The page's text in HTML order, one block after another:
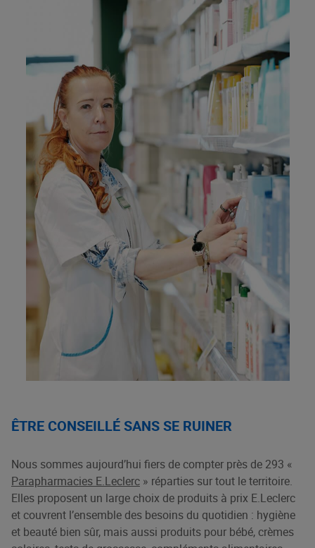
ÊTRE CONSEILLÉ SANS SE RUINER
Nous sommes aujourd’hui fiers de compter près de 293 «
Parapharmacies E.Leclerc » réparties sur tout le territoire.
Elles proposent un large choix de produits à prix E.Leclerc
et couvrent l’ensemble des besoins du quotidien : hygiène
et beauté bien sûr, mais aussi produits pour bébé, crèmes